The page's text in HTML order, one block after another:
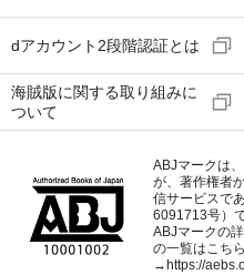
dアカウント2段階認証とは
海賊版に関する取り組みに
ついて
ABJマークは
が、著作権者
信サービスで
6091713号）で
ABJマークの
の一覧はこちら
→ https://